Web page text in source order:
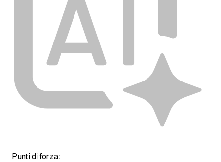
Punti di forza: